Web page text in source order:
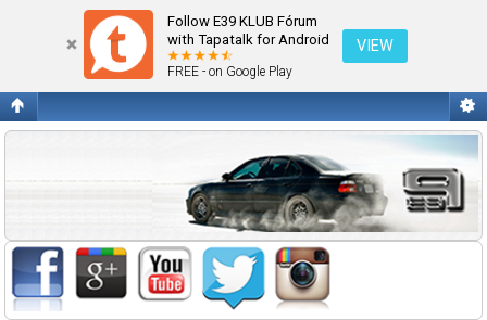
Follow E39 KLUB Fórum
with Tapatalk for Android
FREE - on Google Play
VIEW
Belépés